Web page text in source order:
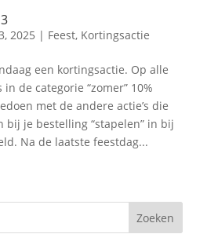
2025 | Feest, Kortingsactie
een kortingsactie. Op alle
de categorie “zomer” 10%
met de andere actie’s die
bij je bestelling “stapelen” in bij
Na de laatste feestdag...
Zoeken